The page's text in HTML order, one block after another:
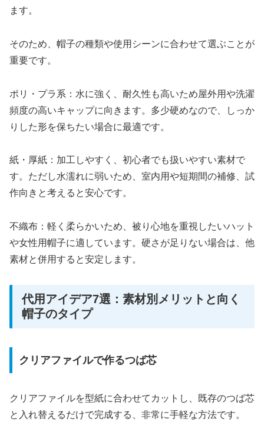
ます。
そのため、帽子の種類や使用シーンに合わせて選ぶことが
重要です。
ポリ・プラ系：水に強く、耐久性も高いため屋外用や洗濯
頻度の高いキャップに向きます。多少硬めなので、しっか
りした形を保ちたい場合に最適です。
紙・厚紙：加工しやすく、初心者でも扱いやすい素材で
す。ただし水濡れに弱いため、室内用や短期間の補修、試
作向きと考えると安心です。
不織布：軽く柔らかいため、被り心地を重視したいハット
や女性用帽子に適しています。硬さが足りない場合は、他
素材と併用すると安定します。
代用アイデア7選：素材別メリットと向く
帽子のタイプ
クリアファイルで作るつば芯
クリアファイルを型紙に合わせてカットし、既存のつば芯
と入れ替えるだけで完成する、非常に手軽な方法です。